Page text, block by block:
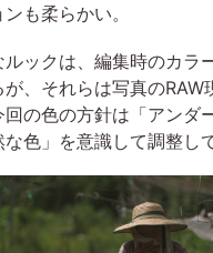
も柔らかい。
ックは、編集時のカラ
、それらは写真のRAW
の色の方針は「アンダ
色」を意識して調整し